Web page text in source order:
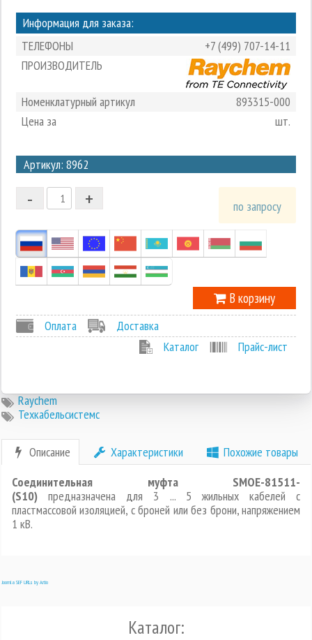
Информация для заказа:
ТЕЛЕФОНЫ
+7 (499) 707-14-11
ПРОИЗВОДИТЕЛЬ
Номенклатурный артикул
893315-000
Цена за
шт.
Артикул: 8962
2
1
-1
+
- по запросу
В корзину
Оплата
Доставка
Каталог
Прайс-лист
Raychem
Техкабельсистемс
Описание Характеристики
Похожие товары
Соединительная муфта SMOE-81511-
(S10) предназначена для 3 ... 5 жильных кабелей с
пластмассовой изоляцией, с броней или без брони, напряжением
1 кВ.
Joomla SEF URLs by Artio
Каталог: